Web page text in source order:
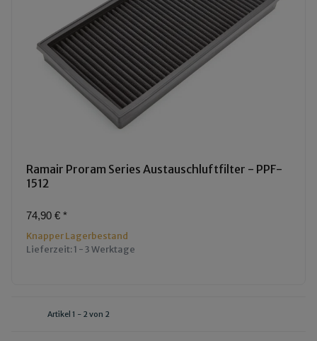
Ramair Proram Series Austauschluftfilter - PPF-
1512
74,90 € *
Knapper Lagerbestand
Lieferzeit:1 - 3 Werktage
Artikel 1 - 2 von 2